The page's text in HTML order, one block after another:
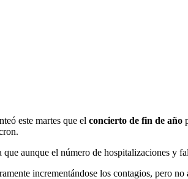
este martes que el concierto de fin de año
aunque el número de hospitalizaciones y
incrementándose los contagios, pero